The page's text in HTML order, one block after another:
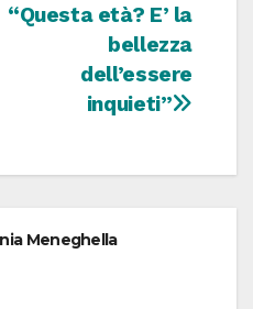
“Questa età? E’ la
bellezza
dell’essere
inquieti”
Meneghella